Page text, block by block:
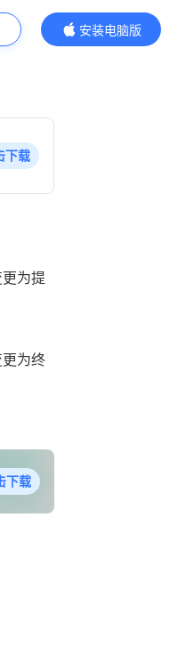
安装电脑版
内容更精彩
下载
为提
为终
下载